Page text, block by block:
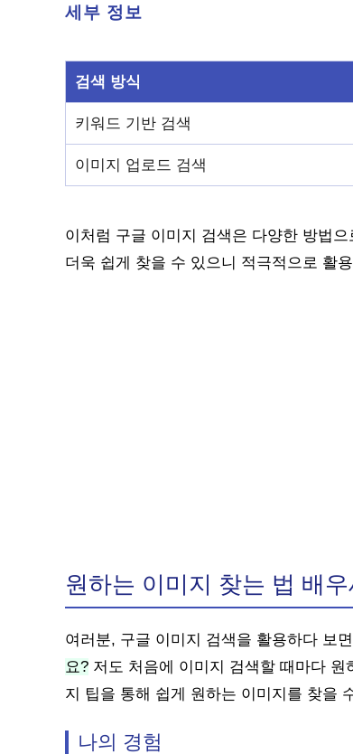
세부 정보
검색 방식
키워드 기반 검색
이미지 업로드 검색
이처럼 구글 이미지 검색은 다양한 방법
더욱 쉽게 찾을 수 있으니 적극적으로 활
원하는 이미지 찾는 법 배우
여러분, 구글 이미지 검색을 활용하다 보
요? 저도 처음에 이미지 검색할 때마다
지 팁을 통해 쉽게 원하는 이미지를 찾을
나의 경험